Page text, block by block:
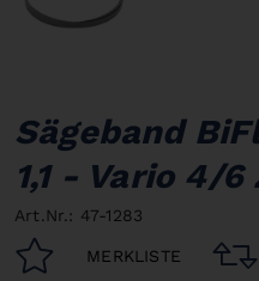
Sägeband
1,1 - Vario 4/6
Art.Nr.: 47-1283
MERKLISTE